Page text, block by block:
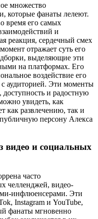
множество
которые фанаты лелеют.
время его самых
и
реакция, сердечный смех
отражает суть его
выделяющие эти
на платформах. Его
воздействие его
с аудиторией. Эти моменты
доступность и радостную
увидеть, как
как развлечению, так и
персону Алекса
и социальных
часто
челленджей, видео-
инфлюенсерами. Эти
Instagram и YouTube,
фанаты мгновенно